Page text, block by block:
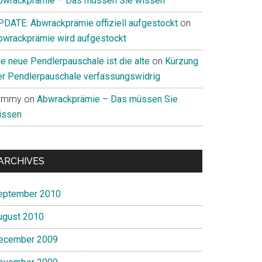
Abwrackprämie offiziell aufgestockt on
wird aufgestockt
neue Pendlerpauschale ist die alte on Kürzung
Pendlerpauschale verfassungswidrig
on Abwrackprämie – Das müssen Sie
2010
2010
2009